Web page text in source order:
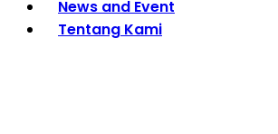
News and Event
Tentang Kami